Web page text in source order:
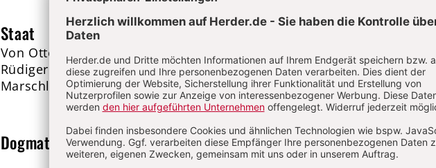
Staat
Von Otto Depenheuer, Viktor J. Vanberg, Otfried Höffe, Stefan Breuer,
Rüdiger Voigt, Stefan Muckel, Heinrich de Wall, Gerd Stricker, Thomas
Marschler
Dogmatik Von Christian Waldhoff, Thomas Marschler